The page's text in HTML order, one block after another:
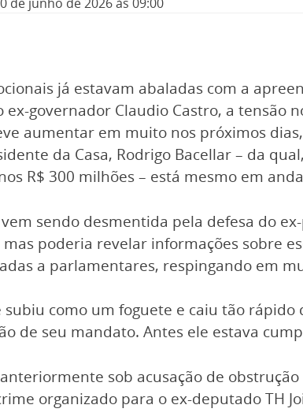
já estavam abaladas com a
ex-governador Claudio Castro, a
aumentar em muito nos próximos
da Casa, Rodrigo Bacellar – da
R$ 300 milhões – está mesmo em
sendo desmentida pela defesa do
poderia revelar informações sobre
a parlamentares, respingando em
subiu como um foguete e caiu tão
de seu mandato. Antes ele estava
sob acusação de
organizado para o ex-deputado TH